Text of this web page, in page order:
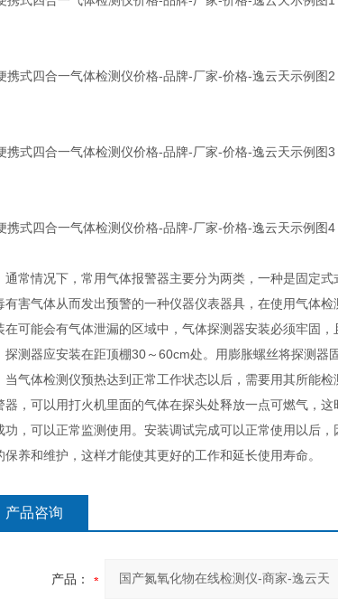
情况下，常用气体报警器主要分为两类，一种是固定式
有害气体从而发出预警的一种仪器仪表器具，在使用气体
在可能会有气体泄漏的区域中，气体探测器安装必须牢固
探测器应安装在距顶棚30～60cm处。用膨胀螺丝将探测器
体检测仪预热达到正常工作状态以后，需要用其所能检
器，可以用打火机里面的气体在探头处释放一点可燃气，
功，可以正常监测使用。安装调试完成可以正常使用以后
保养和维护，这样才能使其更好的工作和延长使用寿命。
产品咨询
产品：